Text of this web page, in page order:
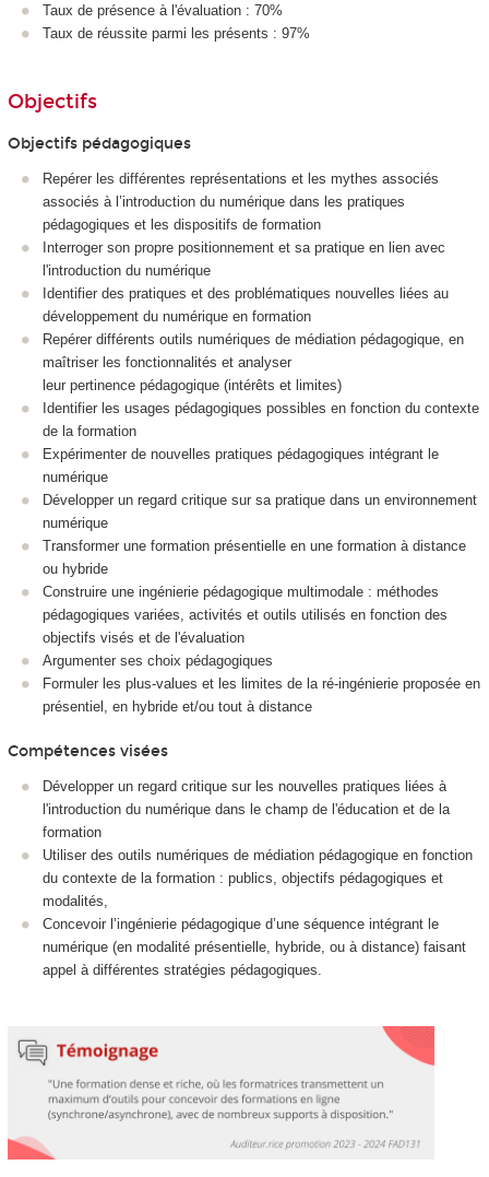
Taux de présence à l'évaluation : 70%
Taux de réussite parmi les présents : 97%
Objectifs
Objectifs pédagogiques
Repérer les différentes représentations et les mythes associés
associés à l’introduction du numérique dans les pratiques
pédagogiques et les dispositifs de formation
Interroger son propre positionnement et sa pratique en lien avec
l'introduction du numérique
Identifier des pratiques et des problématiques nouvelles liées au
développement du numérique en formation
Repérer différents outils numériques de médiation pédagogique, en
maîtriser les fonctionnalités et analyser
leur pertinence pédagogique (intérêts et limites)
Identifier les usages pédagogiques possibles en fonction du contexte
de la formation
Expérimenter de nouvelles pratiques pédagogiques intégrant le
numérique
Développer un regard critique sur sa pratique dans un environnement
numérique
Transformer une formation présentielle en une formation à distance
ou hybride
Construire une ingénierie pédagogique multimodale : méthodes
pédagogiques variées, activités et outils utilisés en fonction des
objectifs visés et de l'évaluation
Argumenter ses choix pédagogiques
Formuler les plus-values et les limites de la ré-ingénierie proposée en
présentiel, en hybride et/ou tout à distance
Compétences visées
Développer un regard critique sur les nouvelles pratiques liées à
l'introduction du numérique dans le champ de l'éducation et de la
formation
Utiliser des outils numériques de médiation pédagogique en fonction
du contexte de la formation : publics, objectifs pédagogiques et
modalités,
Concevoir l’ingénierie pédagogique d’une séquence intégrant le
numérique (en modalité présentielle, hybride, ou à distance) faisant
appel à différentes stratégies pédagogiques.